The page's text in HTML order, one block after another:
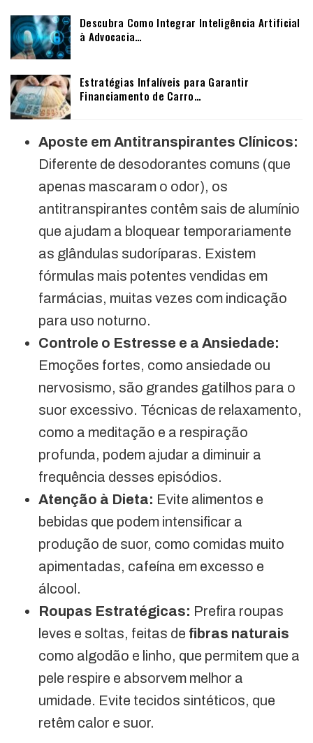
Descubra Como Integrar Inteligência Artificial
à Advocacia…
Estratégias Infalíveis para Garantir
Financiamento de Carro…
Aposte em Antitranspirantes Clínicos:
Diferente de desodorantes comuns (que
apenas mascaram o odor), os
antitranspirantes contêm sais de alumínio
que ajudam a bloquear temporariamente
as glândulas sudoríparas. Existem
fórmulas mais potentes vendidas em
farmácias, muitas vezes com indicação
para uso noturno.
Controle o Estresse e a Ansiedade:
Emoções fortes, como ansiedade ou
nervosismo, são grandes gatilhos para o
suor excessivo. Técnicas de relaxamento,
como a meditação e a respiração
profunda, podem ajudar a diminuir a
frequência desses episódios.
Atenção à Dieta: Evite alimentos e
bebidas que podem intensificar a
produção de suor, como comidas muito
apimentadas, cafeína em excesso e
álcool.
Roupas Estratégicas: Prefira roupas
leves e soltas, feitas de fibras naturais
como algodão e linho, que permitem que a
pele respire e absorvem melhor a
umidade. Evite tecidos sintéticos, que
retêm calor e suor.